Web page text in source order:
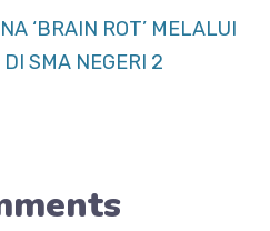
‘BRAIN ROT’ MELALUI
SMA NEGERI 2